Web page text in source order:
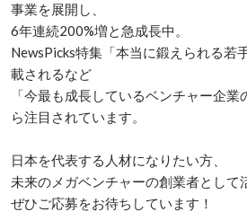
事業を展開し、
6年連続200%増と急成長中。
NewsPicks特集「本当に鍛えられる若
載されるなど
「今最も成長しているベンチャー企
ら注目されています。
日本を代表する人材になりたい方、
未来のメガベンチャーの創業者として
ぜひご応募をお待ちしています！